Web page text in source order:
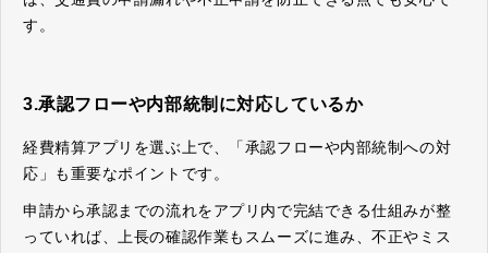
す。
3.承認フローや内部統制に対応しているか
経費精算アプリを選ぶ上で、「承認フローや内部統制への対
応」も重要なポイントです。
申請から承認までの流れをアプリ内で完結できる仕組みが整
っていれば、上長の確認作業もスムーズに進み、不正やミス